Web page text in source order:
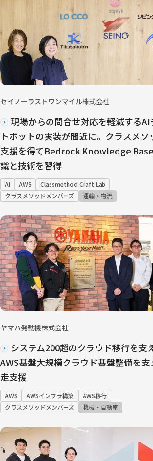
セイノーラストワンマイル株式会社
現場からの問合せ対応を軽減するAI
トボットの実装が間近に。クラスメソ
支援を得てBedrock Knowledge
識と技術を習得
AI AWS
Classmethod Craft Lab
クラスメソッドメンバーズ
運輸・物流
ヤマハ発動機株式会社
システム200超のクラウド移行を支
AWS基盤大規模クラウド基盤整備を支
走支援
AWS AWSインフラ構築
AWS移行
クラスメソッドメンバーズ
機械・自動車